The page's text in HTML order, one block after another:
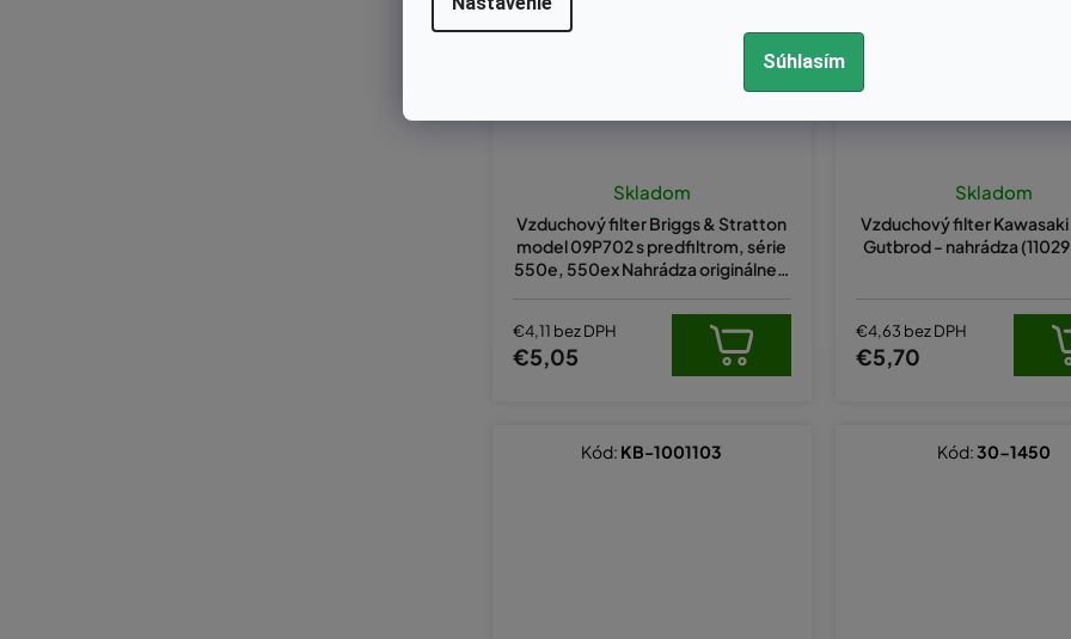
Súhlasím
Vzduchový filter Briggs & Stratton
model 09P702 s predfiltrom, série
550e, 550ex Nahrádza originálne č
Skladom
€4,11 bez DPH
€5,05
Vzduchový filter Kawasaki
Gutbrod - nahrádza
Skladom
€4,63 bez DPH
€5,70
Kód: KB-1001103 Kód:30-1450